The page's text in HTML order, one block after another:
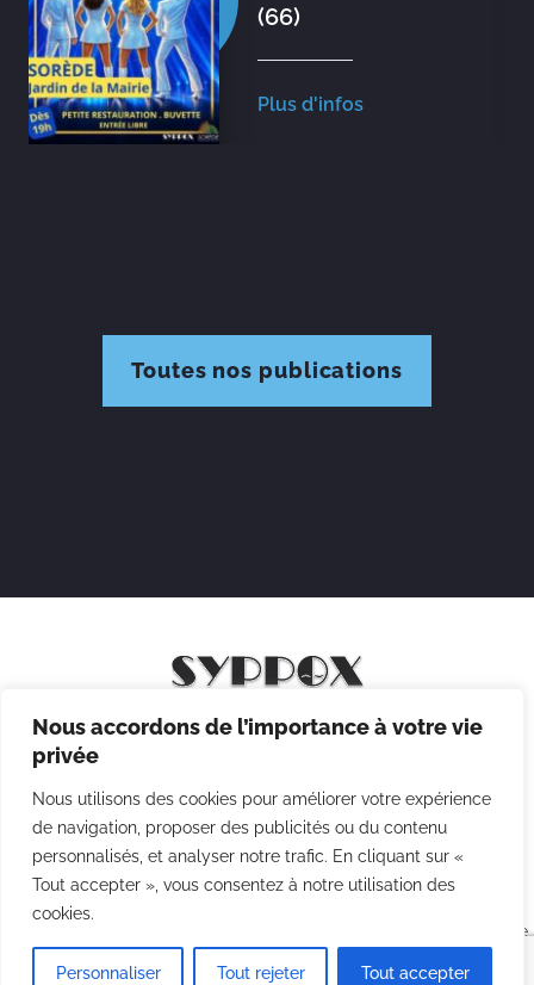
Nous accordons de l’importance à votre vie
privée
Nous utilisons des cookies pour améliorer votre expérience
de navigation, proposer des publicités ou du contenu
personnalisés, et analyser notre trafic. En cliquant sur «
Tout accepter », vous consentez à notre utilisation des
cookies.
Personnaliser Tout rejeter Tout accepter
(66)
Plus d'infos
Toutes nos publications
Mentions légales
Politique des cookies
CGV
Agence
Point Com